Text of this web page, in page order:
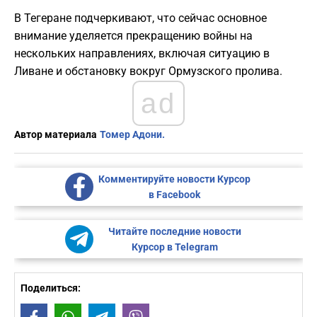
В Тегеране подчеркивают, что сейчас основное
внимание уделяется прекращению войны на
нескольких направлениях, включая ситуацию в
Ливане и обстановку вокруг Ормузского пролива.
ad
Автор материала Томер Адони.
Комментируйте новости Курсор
в Facebook
Читайте последние новости
Курсор в Telegram
Поделиться: